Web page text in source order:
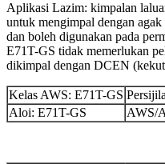
Aplikasi Lazim: kimpalan
untuk mengimpal dengan agak
dan boleh digunakan pada
E71T-GS tidak memerlukan
dikimpal dengan DCEN
Kelas AWS: E71T-GS
Aloi: E71T-GS
AWS/